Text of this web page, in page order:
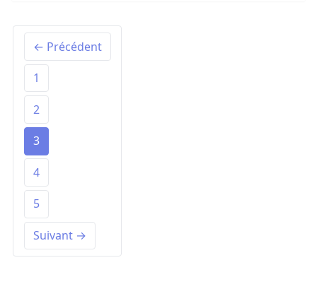
← Précédent
1
2
3
4
5
Suivant →